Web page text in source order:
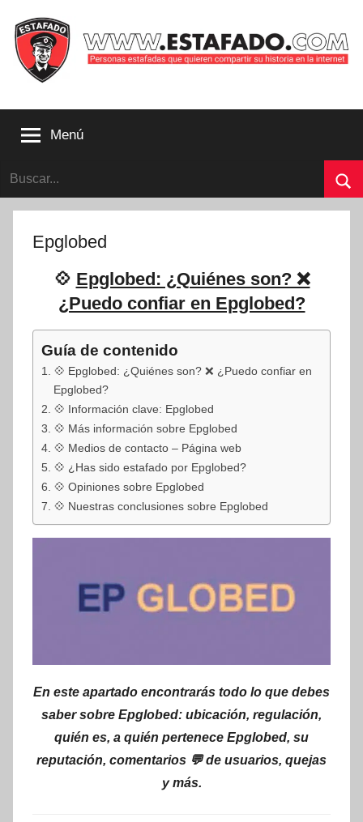
contenido
que
compartir
su
Estafado.com
Menú
Buscar:
Epglobed
💠 Epglobed: ¿Quiénes son? ❌
¿Puedo confiar en Epglobed?
Guía de contenido
💠 Epglobed: ¿Quiénes son? ❌ ¿Puedo confiar en
Epglobed?
💠 Información clave: Epglobed
💠 Más información sobre Epglobed
💠 Medios de contacto – Página web
💠 ¿Has sido estafado por Epglobed?
💠 Opiniones sobre Epglobed
💠 Nuestras conclusiones sobre Epglobed
En este apartado encontrarás todo lo que debes
saber sobre Epglobed: ubicación, regulación,
quién es, a quién pertenece Epglobed, su
reputación, comentarios 💬 de usuarios, quejas
y más.